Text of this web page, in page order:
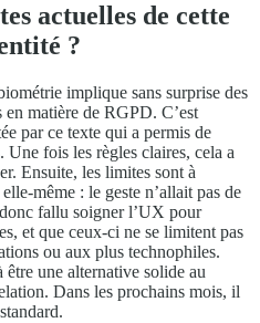
actuelles de cette
?
implique sans surprise des
matière de RGPD. C’est
par ce texte qui a permis de
fois les règles claires, cela a
Ensuite, les limites sont à
même : le geste n’allait pas de
fallu soigner l’UX pour
et que ceux-ci ne se limitent pas
ou aux plus technophiles.
une alternative solide au
Dans les prochains mois, il